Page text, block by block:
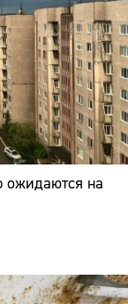
ожидаются на